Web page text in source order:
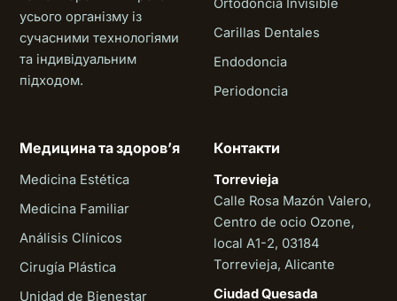
усього організму із
сучасними технологіями
та індивідуальним
підходом.
Ortodoncia Invisible
Carillas Dentales
Endodoncia
Periodoncia
Медицина та здоровʼя
Medicina Estética
Medicina Familiar
Análisis Clínicos
Cirugía Plástica
Unidad de Bienestar
Контакти
Torrevieja
Calle Rosa Mazón Valero,
Centro de ocio Ozone,
local A1-2, 03184
Torrevieja, Alicante
Ciudad Quesada